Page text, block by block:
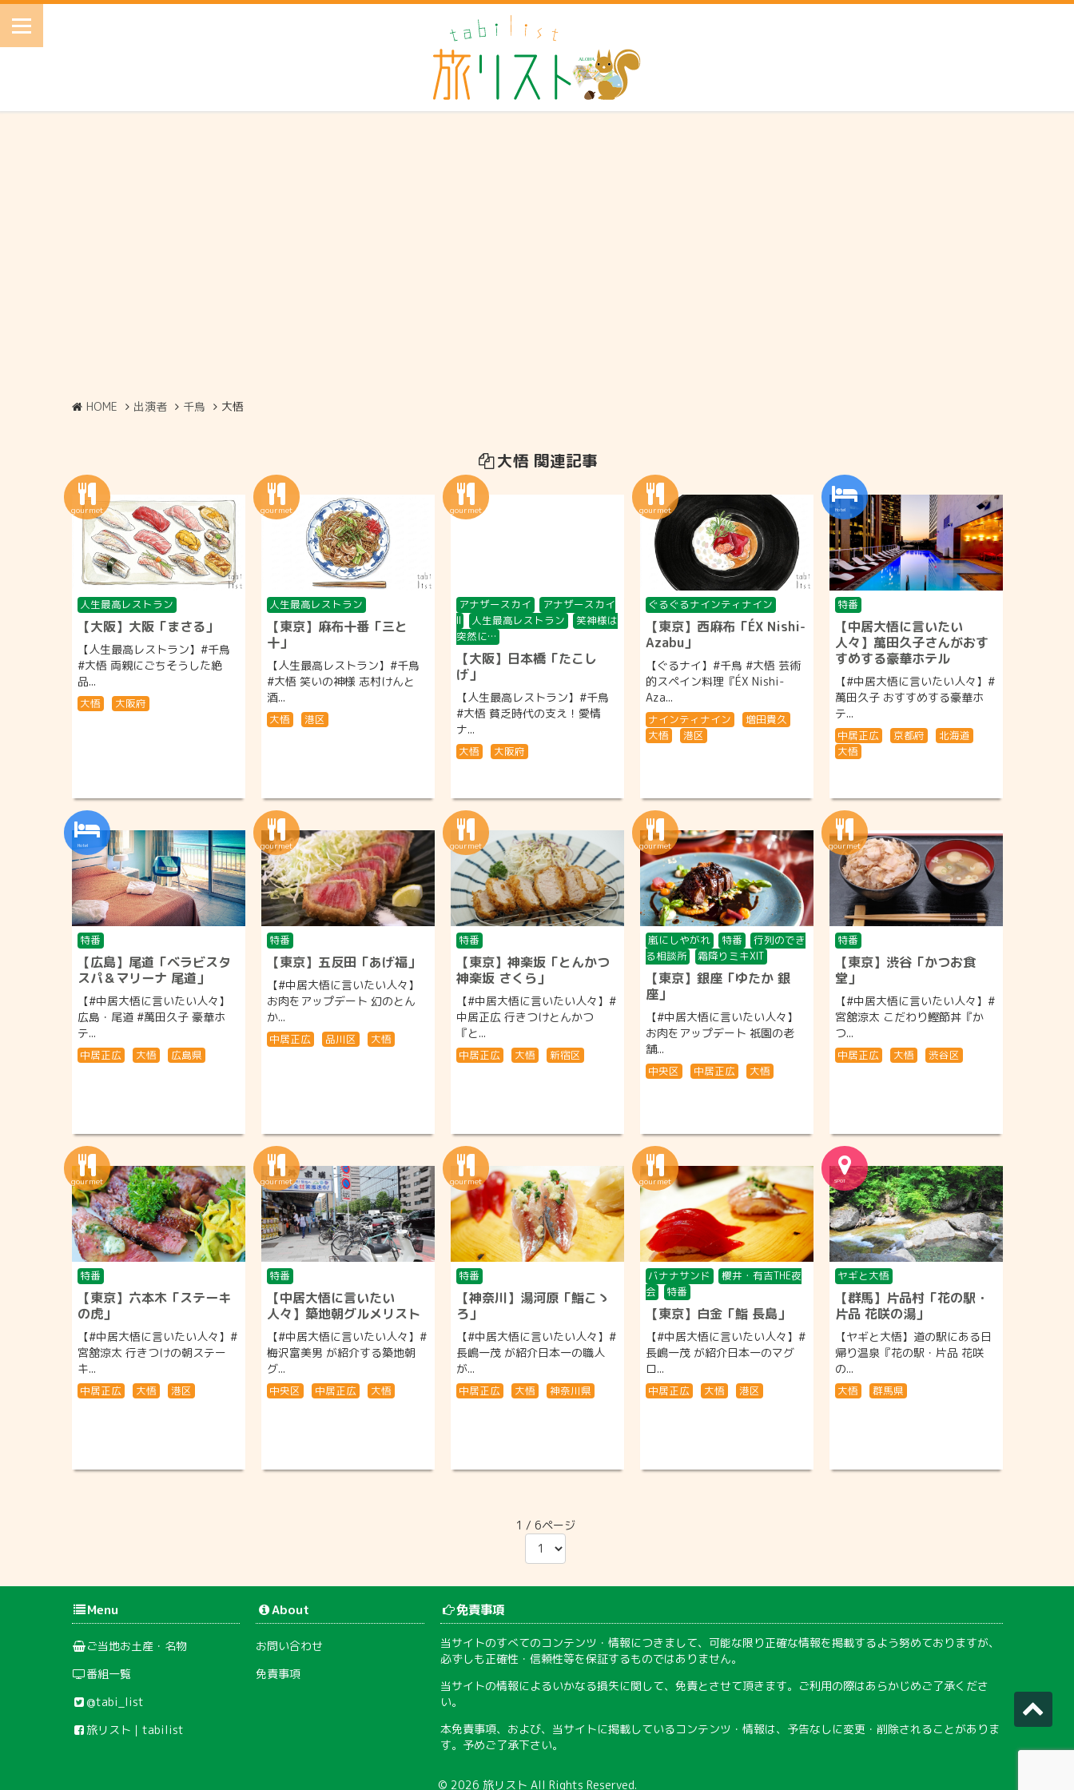
HOME 出演者 千鳥 大悟
大悟 関連記事
人生最高レストラン
【大阪】大阪「まさる」
【人生最高レストラン】#千鳥
#大悟 両親にごちそうした絶
品...
大悟 大阪府
人生最高レストラン
【東京】麻布十番「三と
十」
【人生最高レストラン】#千鳥
#大悟 笑いの神様 志村けんと
酒...
大悟 港区
アナザースカイ
アナザースカイ
II
人生最高レストラン
笑神様は
突然に…
【大阪】日本橋「たこし
げ」
【人生最高レストラン】#千鳥
#大悟 貧乏時代の支え！愛情
ナ...
大悟 大阪府
ぐるぐるナインティナイン
【東京】西麻布「ÉX Nishi-
Azabu」
【ぐるナイ】#千鳥 #大悟 芸術
的スペイン料理『ÉX Nishi-
Aza...
ナインティナイン
増田貴久
大悟
港区
特番
【中居大悟に言いたい
人々】萬田久子さんがおす
すめする豪華ホテル
【#中居大悟に言いたい人々】#
萬田久子 おすすめする豪華ホ
テ...
中居正広 京都府
北海道
大悟
特番
【広島】尾道「ベラビスタ
スパ＆マリーナ 尾道」
【#中居大悟に言いたい人々】
広島・尾道 #萬田久子 豪華ホ
テ...
中居正広 大悟 広島県
特番
【東京】五反田「あげ福」
【#中居大悟に言いたい人々】
お肉をアップデート 幻のとん
か...
中居正広 品川区 大悟
特番
【東京】神楽坂「とんかつ
神楽坂 さくら」
【#中居大悟に言いたい人々】#
中居正広 行きつけとんかつ
『と...
中居正広 大悟 新宿区
嵐にしやがれ 特番
行列のでき
る相談所
霜降りミキXIT
【東京】銀座「ゆたか 銀
座」
【#中居大悟に言いたい人々】
お肉をアップデート 祇園の老
舗...
中央区 中居正広 大悟
特番
【東京】渋谷「かつお食
堂」
【#中居大悟に言いたい人々】#
宮舘涼太 こだわり鰹節丼『か
つ...
中居正広 大悟 渋谷区
特番
【東京】六本木「ステーキ
の虎」
【#中居大悟に言いたい人々】#
宮舘涼太 行きつけの朝ステー
キ...
中居正広 大悟 港区
特番
【中居大悟に言いたい
人々】築地朝グルメリスト
【#中居大悟に言いたい人々】#
梅沢富美男 が紹介する築地朝
グ...
中央区 中居正広 大悟
特番
【神奈川】湯河原「鮨こゝ
ろ」
【#中居大悟に言いたい人々】#
長嶋一茂 が紹介日本一の職人
が...
中居正広 大悟 神奈川県
バナナサンド
櫻井・有吉THE夜
会
特番
【東京】白金「鮨 長島」
【#中居大悟に言いたい人々】#
長嶋一茂 が紹介日本一のマグ
ロ...
中居正広 大悟 港区
ヤギと大悟
【群馬】片品村「花の駅・
片品 花咲の湯」
【ヤギと大悟】道の駅にある日
帰り温泉『花の駅・片品 花咲
の...
大悟 群馬県
1 / 6ページ
Menu
ご当地お土産・名物
番組一覧
@tabi_list
旅リスト｜tabilist
About
お問い合わせ
免責事項
免責事項
当サイトのすべてのコンテンツ・情報につきまして、可能な限り正確な情報を掲載するよう努めておりますが、
必ずしも正確性・信頼性等を保証するものではありません。
当サイトの情報によるいかなる損失に関して、免責とさせて頂きます。ご利用の際はあらかじめご了承くださ
い。
本免責事項、および、当サイトに掲載しているコンテンツ・情報は、予告なしに変更・削除されることがありま
す。予めご了承下さい。
© 2026 旅リスト All Rights Reserved.